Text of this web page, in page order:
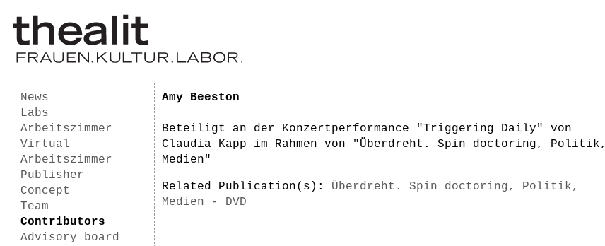
News
Labs
Arbeitszimmer
Virtual
Arbeitszimmer
Publisher
Concept
Team
Contributors
Advisory board
Amy Beeston
Beteiligt an der Konzertperformance "Triggering Daily" von
Claudia Kapp im Rahmen von "Überdreht. Spin doctoring, Politik,
Medien"
Related Publication(s): Überdreht. Spin doctoring, Politik,
Medien - DVD